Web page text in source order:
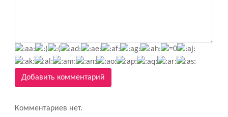
Добавить комментарий
Комментариев нет.